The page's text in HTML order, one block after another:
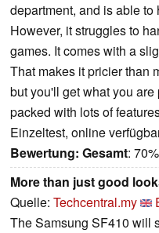
department, and is able
However, it struggles to
games. It comes with a
That makes it pricier than
but you'll get what you
packed with lots of
Einzeltest, online
Bewertung: Gesamt: 70%
More than just good
Quelle: Techcentral.my
The Samsung SF410 will